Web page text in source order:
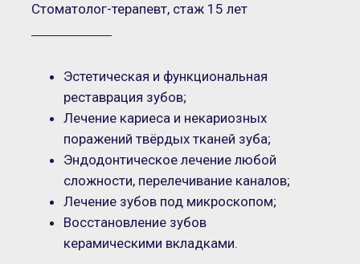
Стоматолог-терапевт, стаж 15 лет
Эстетическая и функциональная
реставрация зубов;
Лечение кариеса и некариозных
поражений твёрдых тканей зуба;
Эндодонтическое лечение любой
сложности, перелечивание каналов;
Лечение зубов под микроскопом;
Восстановление зубов
керамическими вкладками.